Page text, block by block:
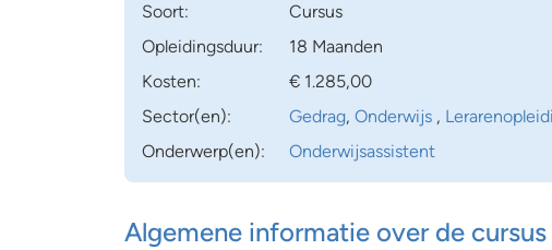
Soort: Cursus
Opleidingsduur:
18 Maanden
Kosten:
€ 1.285,00
Sector(en):
Gedrag, Onderwijs ,
Onderwerp(en):
Onderwijsassistent
Algemene informatie over de cursus